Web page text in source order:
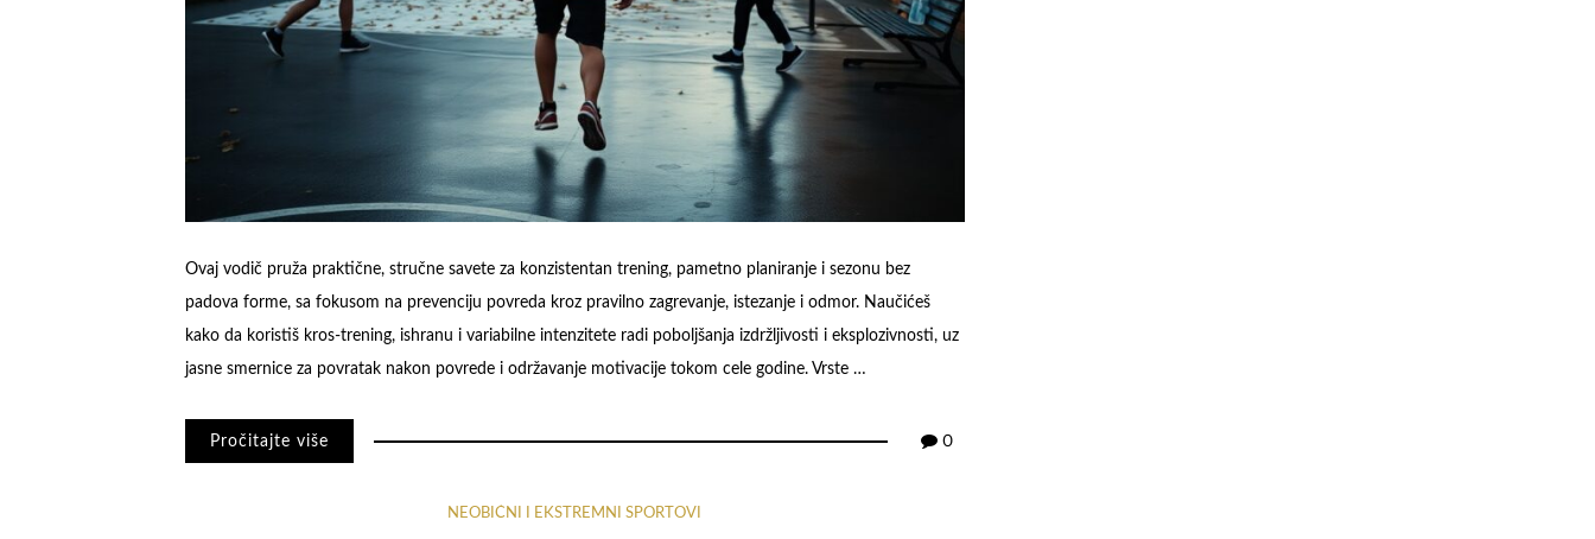
Ovaj vodič pruža praktične, stručne savete za konzistentan trening, pametno planiranje i sezonu bez
padova forme, sa fokusom na prevenciju povreda kroz pravilno zagrevanje, istezanje i odmor. Naučićeš
kako da koristiš kros-trening, ishranu i variabilne intenzitete radi poboljšanja izdržljivosti i eksplozivnosti, uz
jasne smernice za povratak nakon povrede i održavanje motivacije tokom cele godine. Vrste …
Pročitajte više 0
NEOBIČNI I EKSTREMNI SPORTOVI